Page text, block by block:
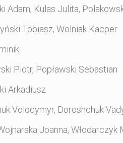
Adam, Kulas Julita,
Tobiasz, Wolniak Kacper
Piotr, Popławski Sebastian
Arkadiusz
Volodymyr, Doroshchuk
Joanna,